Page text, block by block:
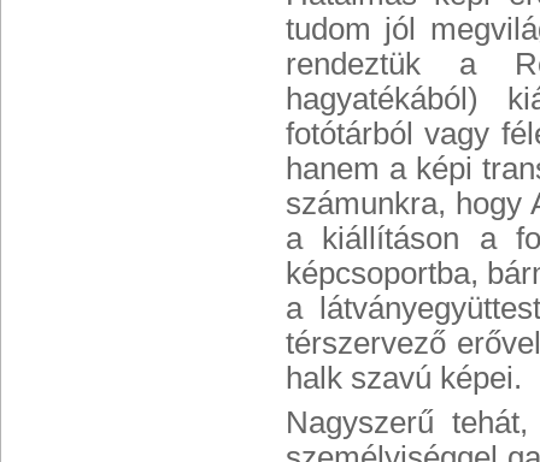
tudom jól
rendeztük a
hagyatékából)
fotótárból vagy
hanem a képi
számunkra, hogy
a kiállításon a
képcsoportba,
a
térszervező
halk szavú képei.
Nagyszerű